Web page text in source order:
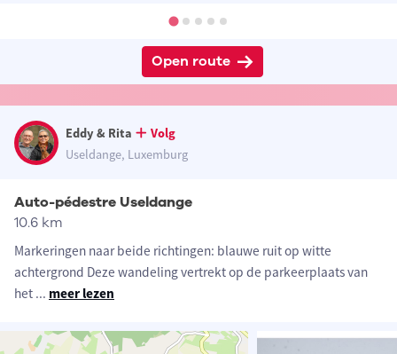
Open route
Eddy & Rita
Volg
Useldange, Luxemburg
Auto-pédestre Useldange
10.6 km
Markeringen naar beide richtingen: blauwe ruit op witte
achtergrond Deze wandeling vertrekt op de parkeerplaats van
het ... meer lezen